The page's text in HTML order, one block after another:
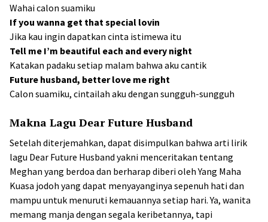
Wahai calon suamiku
If you wanna get that special lovin
Jika kau ingin dapatkan cinta istimewa itu
Tell me I’m beautiful each and every night
Katakan padaku setiap malam bahwa aku cantik
Future husband, better love me right
Calon suamiku, cintailah aku dengan sungguh-sungguh
Makna Lagu Dear Future Husband
Setelah diterjemahkan, dapat disimpulkan bahwa arti lirik
lagu Dear Future Husband yakni menceritakan tentang
Meghan yang berdoa dan berharap diberi oleh Yang Maha
Kuasa jodoh yang dapat menyayanginya sepenuh hati dan
mampu untuk menuruti kemauannya setiap hari. Ya, wanita
memang manja dengan segala keribetannya, tapi